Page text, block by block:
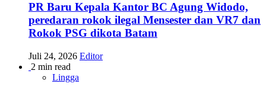
PR Baru Kepala Kantor BC Agung Widodo,
peredaran rokok ilegal Mensester dan VR7 dan
Rokok PSG dikota Batam
Juli 24, 2026 Editor
2 min read
Lingga